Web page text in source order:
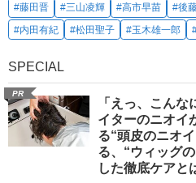
#藤田晋 #三山凌輝 #高市早苗 #後
#内田有紀
#松田聖子 #玉木雄一郎
SPECIAL
PR
「えっ、こん
イターのニオ
る“頭皮のニオ
る、“ウィッグ
した徹底ケアと